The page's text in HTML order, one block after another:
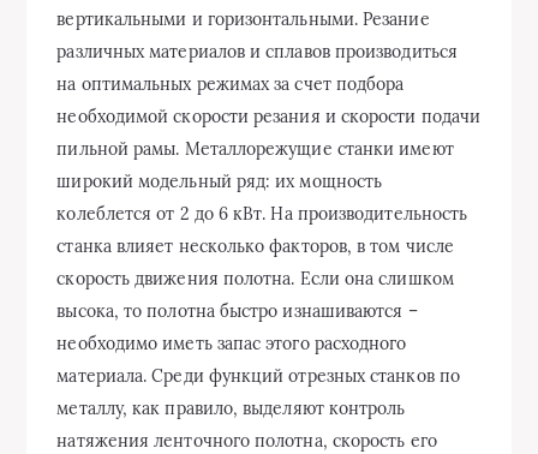
вертикальными и горизонтальными. Резание
различных материалов и сплавов производиться
на оптимальных режимах за счет подбора
необходимой скорости резания и скорости подачи
пильной рамы. Металлорежущие станки имеют
широкий модельный ряд: их мощность
колеблется от 2 до 6 кВт. На производительность
станка влияет несколько факторов, в том числе
скорость движения полотна. Если она слишком
высока, то полотна быстро изнашиваются –
необходимо иметь запас этого расходного
материала. Среди функций отрезных станков по
металлу, как правило, выделяют контроль
натяжения ленточного полотна, скорость его